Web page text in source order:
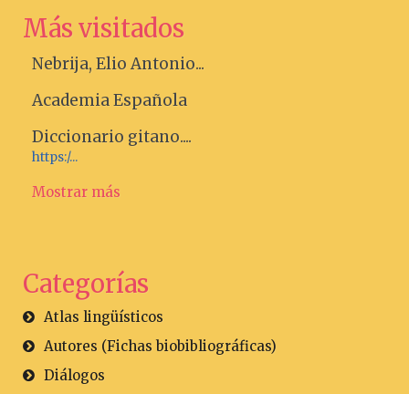
Más visitados
Nebrija, Elio Antonio...
Academia Española
Diccionario gitano....
https:/...
Mostrar más
Categorías
Atlas lingüísticos
Autores (Fichas biobibliográficas)
Diálogos